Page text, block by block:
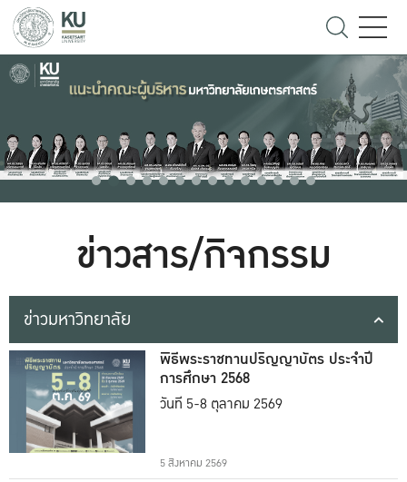
ข่าวสาร/กิจกรรม
ข่าวมหาวิทยาลัย
พิธีพระราชทานปริญญาบัตร ประจำปี
การศึกษา 2568
วันที่ 5-8 ตุลาคม 2569
5 สิงหาคม 2569